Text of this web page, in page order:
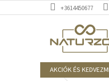
a
+3614450677
AKCIÓK ÉS